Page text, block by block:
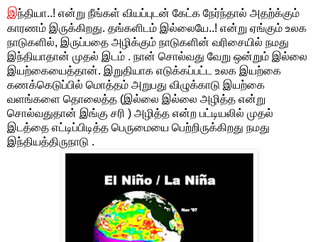
இந்தியா..! என்று நீங்கள் வியப்புடன் கேட்க நேர்ந்தால் அதற்க்கும்
காரணம் இருக்கிறது. தங்களிடம் இல்லையே..! என்று ஏங்கும் உலக
நாடுகளில், இருப்பதை அழிக்கும் நாடுகளின் வரிசையில் நமது
இந்தியாதான் முதல் இடம் . நான் சொல்வது வேறு ஒன்றும் இல்லை
இயற்கையைத்தான். இறுதியாக எடுக்கப்பட்ட உலக இயற்கை
கணக்கெடுப்பில் மொத்தம் அறுபது விழுக்காடு இயற்கை
வளங்களை தொலைத்த (இல்லை இல்லை அழித்த என்று
சொல்வதுதான் இங்கு சரி ) அழித்த என்ற பட்டியலில் முதல்
இடத்தை எட்டிப்பிடித்த பெருமையை பெற்றிருக்கிறது நமது
இந்தியத்திருநாடு .